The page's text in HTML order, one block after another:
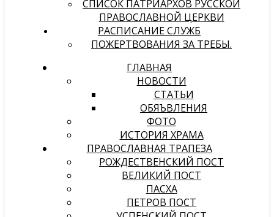
СПИСОК ПАТРИАРХОВ РУССКОЙ
ПРАВОСЛАВНОЙ ЦЕРКВИ
РАСПИСАНИЕ СЛУЖБ
ПОЖЕРТВОВАНИЯ ЗА ТРЕБЫ.
ГЛАВНАЯ
НОВОСТИ
СТАТЬИ
ОБЯЪВЛЕНИЯ
ФОТО
ИСТОРИЯ ХРАМА
ПРАВОСЛАВНАЯ ТРАПЕЗА
РОЖДЕСТВЕНСКИЙ ПОСТ
ВЕЛИКИЙ ПОСТ
ПАСХА
ПЕТРОВ ПОСТ